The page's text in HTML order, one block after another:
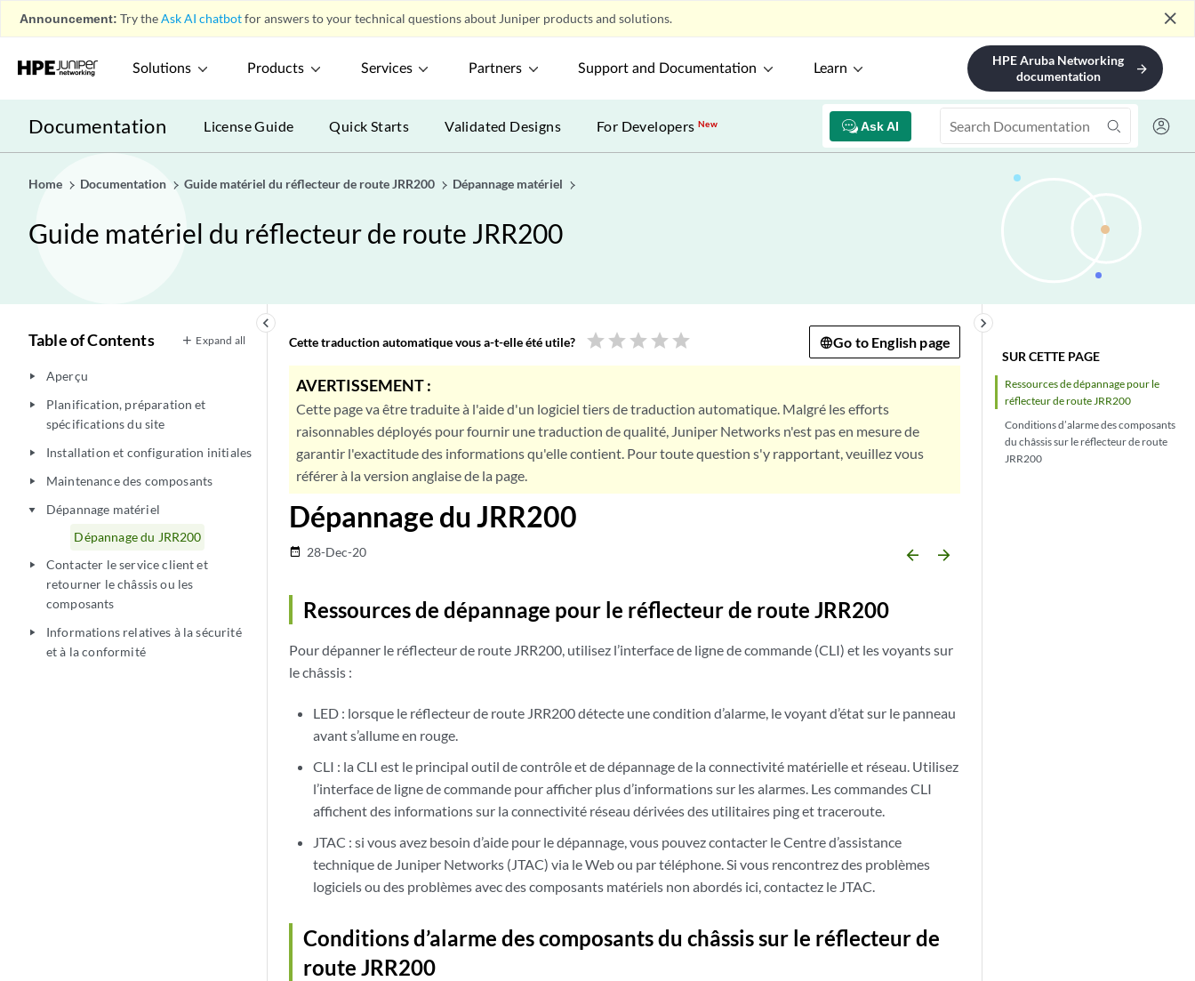
Announcement: Try theAsk AI chatbotfor answers to your technical questions about Juniper products and solutions. close
Solutions Products Services Partners Support and Documentation Learn
HPE Aruba Networking
documentation
arrow_forward
Documentation Ask AI
License Guide Quick Starts Validated Designs For DevelopersNew
Home Documentation Guide matériel du réflecteur de route JRR200 Dépannage matériel
Guide matériel du réflecteur de route JRR200
keyboard_arrow_left
Table of Contents Expand all
play_arrow Aperçu
play_arrow
Planification, préparation et
spécifications du site
play_arrow Installation et configuration initiales
play_arrow Maintenance des composants
play_arrow
Dépannage matériel
Dépannage du JRR200
play_arrow
Contacter le service client et
retourner le châssis ou les
composants
play_arrow
Informations relatives à la sécurité
et à la conformité
SUR CETTE PAGE
Ressources de dépannage pour le
réflecteur de route JRR200
Conditions d’alarme des composants
du châssis sur le réflecteur de route
JRR200
keyboard_arrow_right
Cette traduction automatique vous a-t-elle été utile? star star star star star Go to English page
AVERTISSEMENT :
Cette page va être traduite à l'aide d'un logiciel tiers de traduction automatique. Malgré les efforts
raisonnables déployés pour fournir une traduction de qualité, Juniper Networks n'est pas en mesure de
garantir l'exactitude des informations qu'elle contient. Pour toute question s'y rapportant, veuillez vous
référer à la version anglaise de la page.
Dépannage du JRR200
date_range 28-Dec-20 arrow_backward arrow_forward
Ressources de dépannage pour le réflecteur de route JRR200
Pour dépanner le réflecteur de route JRR200, utilisez l’interface de ligne de commande (CLI) et les voyants sur
le châssis :
LED : lorsque le réflecteur de route JRR200 détecte une condition d’alarme, le voyant d’état sur le panneau
avant s’allume en rouge.
CLI : la CLI est le principal outil de contrôle et de dépannage de la connectivité matérielle et réseau. Utilisez
l’interface de ligne de commande pour afficher plus d’informations sur les alarmes. Les commandes CLI
affichent des informations sur la connectivité réseau dérivées des utilitaires ping et traceroute.
JTAC : si vous avez besoin d’aide pour le dépannage, vous pouvez contacter le Centre d’assistance
technique de Juniper Networks (JTAC) via le Web ou par téléphone. Si vous rencontrez des problèmes
logiciels ou des problèmes avec des composants matériels non abordés ici, contactez le JTAC.
Conditions d’alarme des composants du châssis sur le réflecteur de
route JRR200